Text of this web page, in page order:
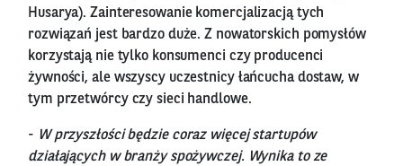
Husarya). Zainteresowanie komercjalizacją tych
rozwiązań jest bardzo duże. Z nowatorskich pomysłów
korzystają nie tylko konsumenci czy producenci
żywności, ale wszyscy uczestnicy łańcucha dostaw, w
tym przetwórcy czy sieci handlowe.
- W przyszłości będzie coraz więcej startupów
działających w branży spożywczej. Wynika to ze